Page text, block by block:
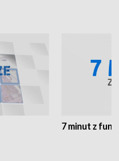
7 minut z